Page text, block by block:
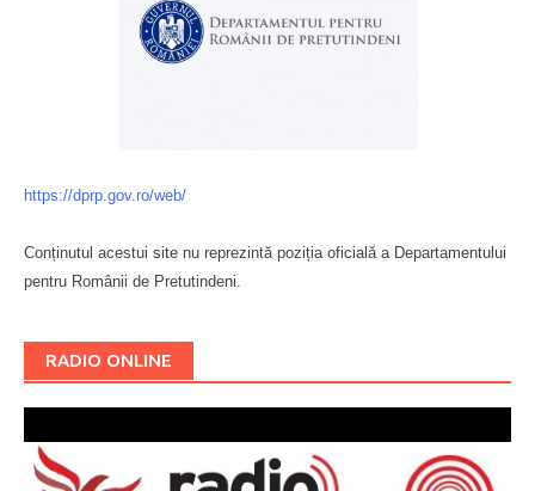
https://dprp.gov.ro/web/
Conținutul acestui site nu reprezintă poziția oficială a Departamentului
pentru Românii de Pretutindeni.
RADIO ONLINE